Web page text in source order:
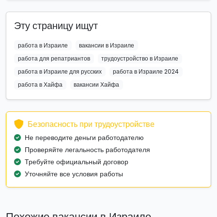
Эту страницу ищут
работа в Израиле
вакансии в Израиле
работа для репатриантов
трудоустройство в Израиле
работа в Израиле для русских
работа в Израиле 2024
работа в Хайфа
вакансии Хайфа
Безопасность при трудоустройстве
Не переводите деньги работодателю
Проверяйте легальность работодателя
Требуйте официальный договор
Уточняйте все условия работы